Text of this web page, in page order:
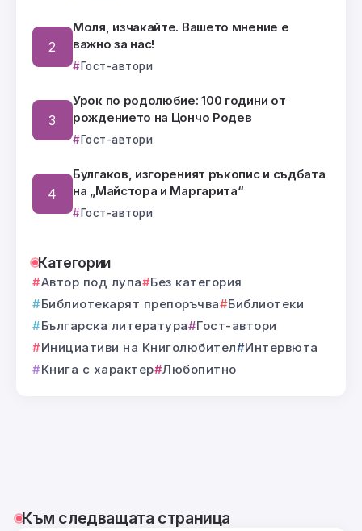
Моля, изчакайте. Вашето мнение е
важно за нас!
Гост-автори
Урок по родолюбие: 100 години от
рождението на Цончо Родев
Гост-автори
Булгаков, изгореният ръкопис и съдбата
на „Майстора и Маргарита“
Гост-автори
Категории
Автор под лупа
Без категория
Библиотекарят препоръчва
Библиотеки
Българска литература
Гост-автори
Инициативи на Книголюбител
Интервюта
Книга с характер Любопитно
Към следващата страница